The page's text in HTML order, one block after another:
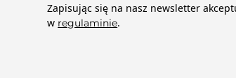
Zapisując się na nasz newsletter
w regulaminie.